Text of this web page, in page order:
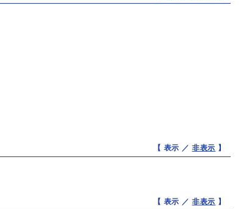
【 表示 ／ 非表示 】
【 表示 ／ 非表示 】